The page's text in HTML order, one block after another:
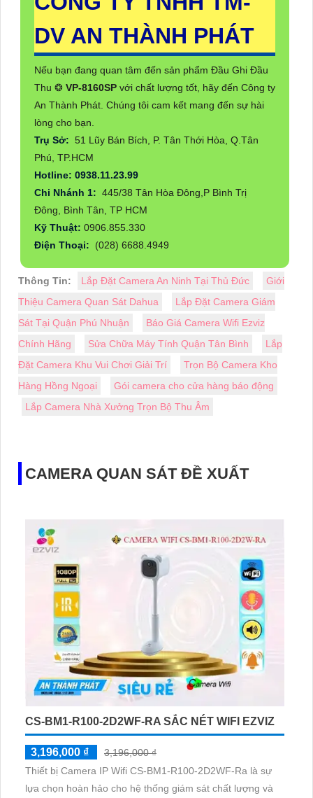
DV AN THÀNH PHÁT
Nếu bạn đang quan tâm đến sản phẩm Đầu Ghi Đầu
Thu ❂ VP-8160SP với chất lượng tốt, hãy đến Công ty
An Thành Phát. Chúng tôi cam kết mang đến sự hài
lòng cho bạn.
Trụ Sở: 51 Lũy Bán Bích, P. Tân Thới Hòa, Q.Tân
Phú, TP.HCM
Hotline: 0938.11.23.99
Chi Nhánh 1: 445/38 Tân Hòa Đông,P Bình Trị
Đông, Bình Tân, TP HCM
Kỹ Thuật: 0906.855.330
Điện Thoại:
(028) 6688.4949
Thông Tin: Lắp Đặt Camera An Ninh Tại Thủ Đức
Giới
Thiệu Camera Quan Sát Dahua
Lắp Đặt Camera Giám
Sát Tại Quận Phú Nhuận
Báo Giá Camera Wifi Ezviz
Chính Hãng
Sửa Chữa Máy Tính Quận Tân Bình
Lắp
Đặt Camera Khu Vui Chơi Giải Trí
Trọn Bộ Camera Kho
Hàng Hồng Ngoại
Gói camera cho cửa hàng báo động
Lắp Camera Nhà Xưởng Trọn Bộ Thu Âm
CAMERA QUAN SÁT ĐỀ XUẤT
CS-BM1-R100-2D2WF-RA SẮC NÉT WIFI EZVIZ
3,196,000 ₫
3,196,000 ₫
Thiết bị Camera IP Wifi CS-BM1-R100-2D2WF-Ra là sự
lựa chọn hoàn hảo cho hệ thống giám sát chất lượng và